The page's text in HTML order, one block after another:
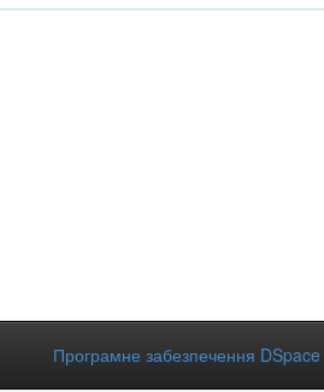
Програмне забезпечення DSpace